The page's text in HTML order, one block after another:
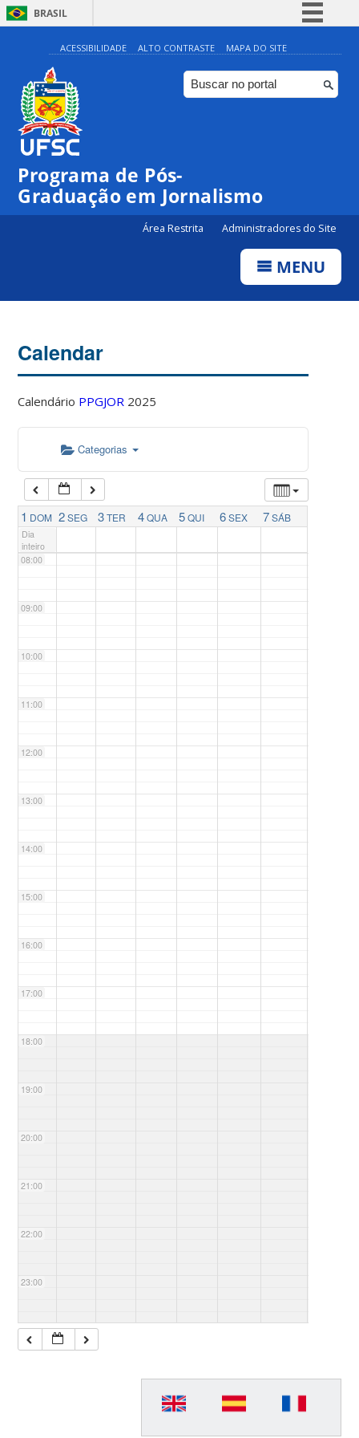
BRASIL
Simplifique!
Comunica BR
Participe
ACESSIBILIDADE ALTO CONTRASTE MAPA DO SITE
Programa de Pós-
Graduação em Jornalismo
Área Restrita Administradores do Site
MENU
Calendar
Calendário PPGJOR 2025
Categorias
1 DOM 2SEG 3TER 4QUA 5QUI 6SEX 7SÁB
Dia
inteiro
00:00
07:00
08:00
09:00
10:00
11:00
12:00
13:00
14:00
15:00
16:00
17:00
18:00
19:00
20:00
21:00
22:00
23:00